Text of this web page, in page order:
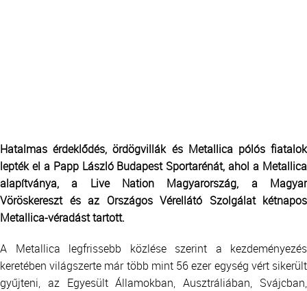
Hatalmas érdeklődés, ördögvillák és Metallica pólós fiatalok
lepték el a Papp László Budapest Sportarénát, ahol a Metallica
alapítványa, a Live Nation Magyarország, a Magyar
Vöröskereszt és az Országos Vérellátó Szolgálat kétnapos
Metallica-véradást tartott.
A Metallica legfrissebb közlése szerint a kezdeményezés
keretében világszerte már több mint 56 ezer egység vért sikerült
gyűjteni, az Egyesült Államokban, Ausztráliában, Svájcban,